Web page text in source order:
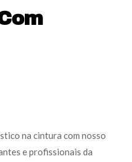
na cintura com nosso
e profissionais da